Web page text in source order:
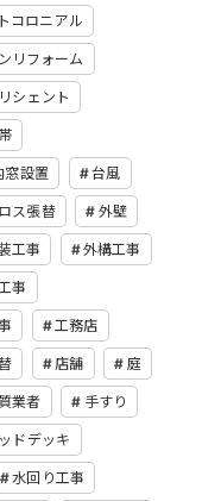
コロニアル
リフォーム
リシェント
窓設置 台風
ス張替 外壁
工事 外構工事
事
工務店
店舗 庭
業者 手すり
ドデッキ
水回り工事